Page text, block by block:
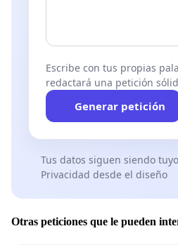
Escribe con tus propias
redactará una petición
Generar petición
Tus datos siguen siendo
Privacidad desde el diseño
Otras peticiones que le pueden